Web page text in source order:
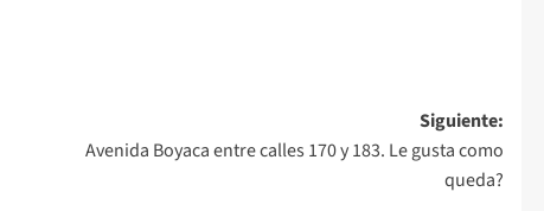
Siguiente:
Avenida Boyaca entre calles 170 y 183. Le gusta como
queda?